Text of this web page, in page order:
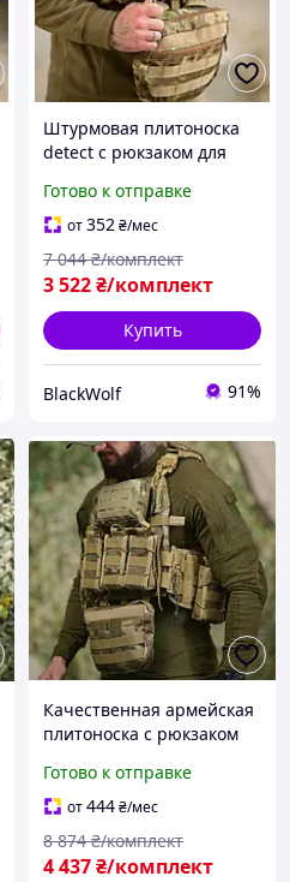
Штурмовая плитоноска
detect с рюкзаком для
BLK-67
Готово к отправке
от352₴/мес
3 522₴/комплект
7 044 ₴/комплект
Купить
BlackWolf 91%
Качественная армейская
плитоноска с рюкзаком
Готово к отправке
от444₴/мес
4 437₴/комплект
8 874 ₴/комплект